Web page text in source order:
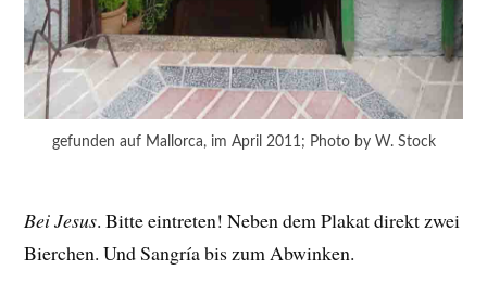
gefunden auf Mallorca, im April 2011; Photo by W. Stock
Bei Jesus. Bitte eintreten! Neben dem Plakat direkt zwei
Bierchen. Und Sangría bis zum Abwinken.